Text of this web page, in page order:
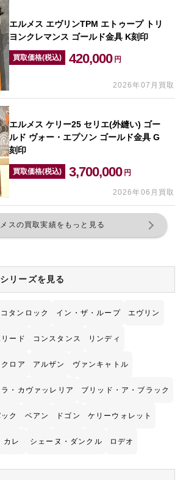
エルメス エヴリンTPM エトゥープ トリ
ヨンクレマンス ゴールド金具 K刻印
買取価格(税込) 420,000 円
2026年07月買取
エルメス ケリー25 セリエ(外縫い) ゴー
ルド ヴォー・エプソン ゴールド金具 G
刻印
買取価格(税込) 3,700,000 円
2026年06月買取
スの買取実績をもっと見る
リーズを見る
コタンロック イン・ザ・ループ エヴリン
ード コンスタンス リンディ
ロア アルザン ヴァンキャトル
・カヴァッレリア ブリッド・ア・ブラック
ク ベアン ドゴン ケリーウォレット
カレ シェーヌ・ダンクル ロデオ